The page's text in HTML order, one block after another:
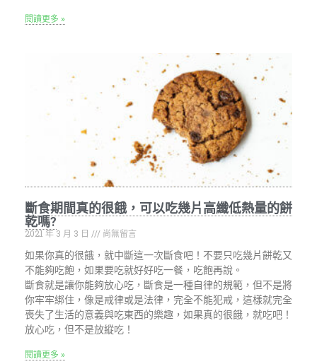
閱讀更多 »
斷食期間真的很餓，可以吃幾片高纖低熱量的餅
乾嗎?
2021 年 3 月 3 日
尚無留言
如果你真的很餓，就中斷這一次斷食吧！不要只吃幾片餅乾又
不能夠吃飽，如果要吃就好好吃一餐，吃飽再說。
斷食就是讓你能夠放心吃，斷食是一種自律的規範，但不是將
你牢牢綁住，像是戒律或是法律，完全不能犯戒，這樣就完全
喪失了生活的意義與吃東西的樂趣，如果真的很餓，就吃吧！
放心吃，但不是放縱吃！
閱讀更多 »